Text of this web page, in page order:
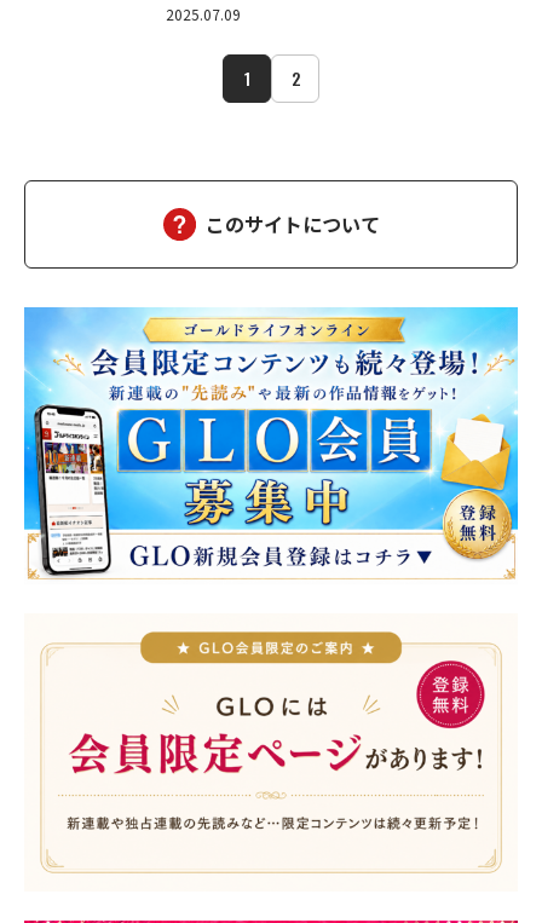
2025.07.09
1 2
このサイトについて